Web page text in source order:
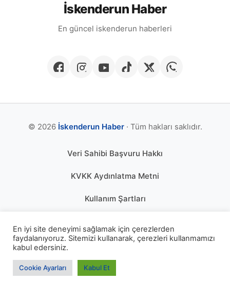
İskenderun Haber
En güncel iskenderun haberleri
© 2026 İskenderun Haber· Tüm hakları saklıdır.
Veri Sahibi Başvuru Hakkı
KVKK Aydınlatma Metni
Kullanım Şartları
Çerez Politikası
KÜNYE
En iyi site deneyimi sağlamak için çerezlerden
faydalanıyoruz. Sitemizi kullanarak, çerezleri kullanmamızı
kabul edersiniz.
Cookie Ayarları Kabul Et